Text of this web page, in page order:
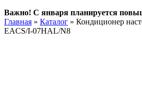
Важно! С января планируется
Главная » Каталог » Кондиционер
EACS/I-07HAL/N8